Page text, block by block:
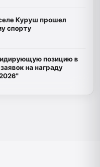
Куруш прошел
спорту
позицию в
на награду